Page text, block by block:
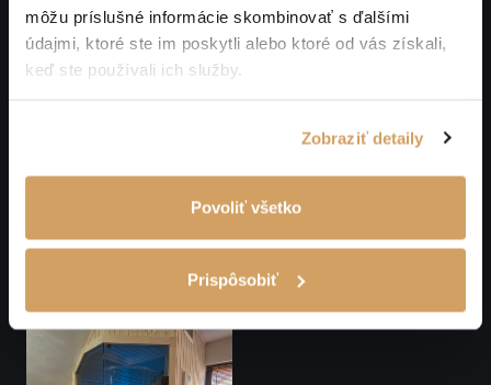
môžu príslušné informácie skombinovať s ďalšími
údajmi, ktoré ste im poskytli alebo ktoré od vás získali,
keď ste používali ich služby.
Zobraziť detaily
Povoliť všetko
Prispôsobiť